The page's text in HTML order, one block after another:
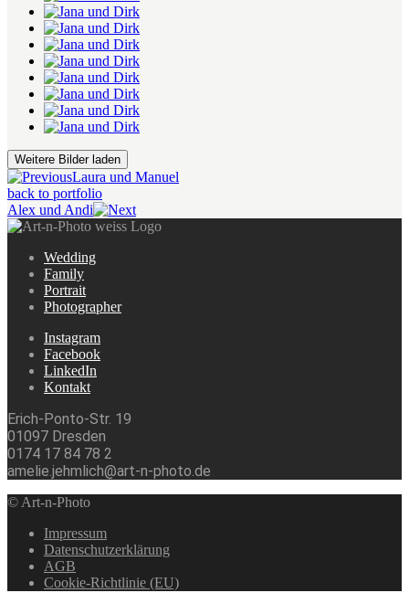
Weitere Bilder laden
Laura und Manuel
back to portfolio
Alex und Andi
Wedding
Family
Portrait
Photographer
Instagram
Facebook
LinkedIn
Kontakt
Erich-Ponto-Str. 19
01097 Dresden
0174 17 84 78 2
amelie.jehmlich@art-n-photo.de
© Art-n-Photo
Impressum
Datenschutzerklärung
AGB
Cookie-Richtlinie (EU)